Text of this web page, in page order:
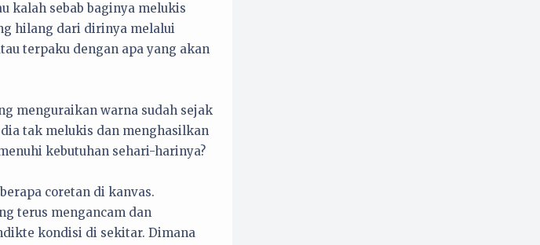
kalah sebab baginya melukis
hilang dari dirinya melalui
terpaku dengan apa yang akan
menguraikan warna sudah sejak
tak melukis dan menghasilkan
kebutuhan sehari-harinya?
coretan di kanvas.
terus mengancam dan
kondisi di sekitar. Dimana